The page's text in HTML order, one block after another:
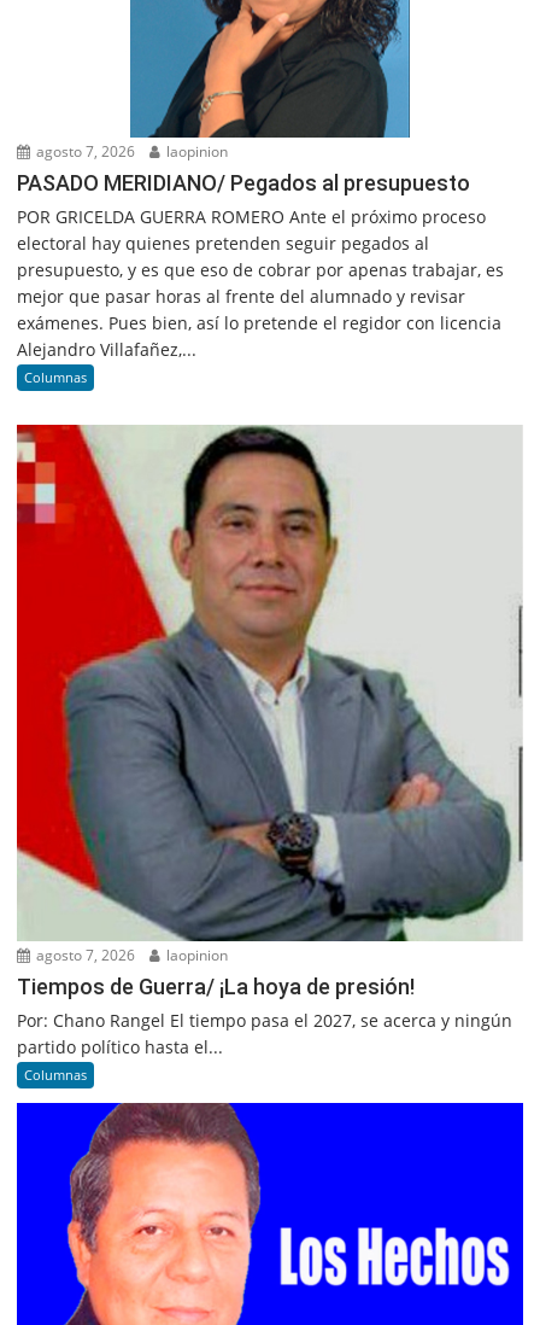
agosto 7, 2026 laopinion
PASADO MERIDIANO/ Pegados al presupuesto
POR GRICELDA GUERRA ROMERO Ante el próximo proceso
electoral hay quienes pretenden seguir pegados al
presupuesto, y es que eso de cobrar por apenas trabajar, es
mejor que pasar horas al frente del alumnado y revisar
exámenes. Pues bien, así lo pretende el regidor con licencia
Alejandro Villafañez,...
Columnas
agosto 7, 2026 laopinion
Tiempos de Guerra/ ¡La hoya de presión!
Por: Chano Rangel El tiempo pasa el 2027, se acerca y ningún
partido político hasta el...
Columnas